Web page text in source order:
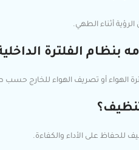
أثناء الطهي.
الفلترة
الهواء أو تصريف الهواء للخارج حسب
للحفاظ على الأداء والكفاءة.